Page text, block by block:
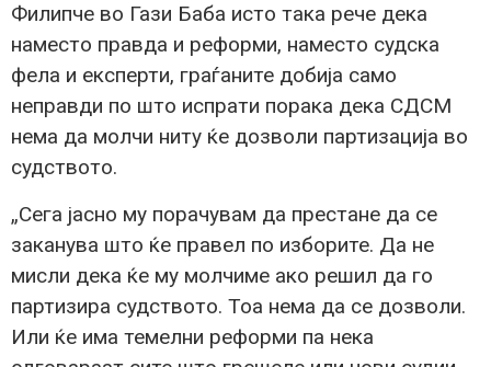
Филипче во Гази Баба исто така рече дека
наместо правда и реформи, наместо судска
фела и експерти, граѓаните добија само
неправди по што испрати порака дека СДСМ
нема да молчи ниту ќе дозволи партизација во
судството.
„Сега јасно му порачувам да престане да се
заканува што ќе правел по изборите. Да не
мисли дека ќе му молчиме ако решил да го
партизира судството. Тоа нема да се дозволи.
Или ќе има темелни реформи па нека